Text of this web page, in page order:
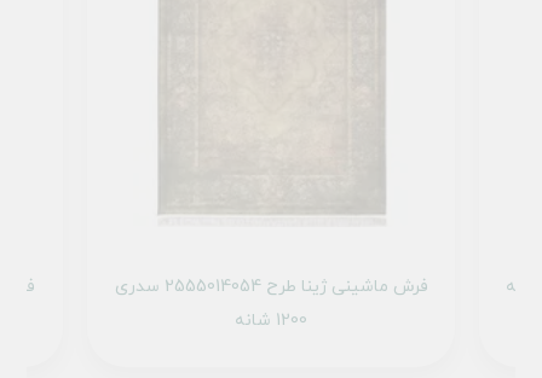
فرش ماشینی ژینا طرح 2555014054 سدری
1200 شانه
2555012017 نسکافه